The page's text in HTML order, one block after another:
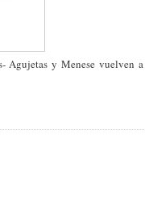
Agujetas y Menese vuelven